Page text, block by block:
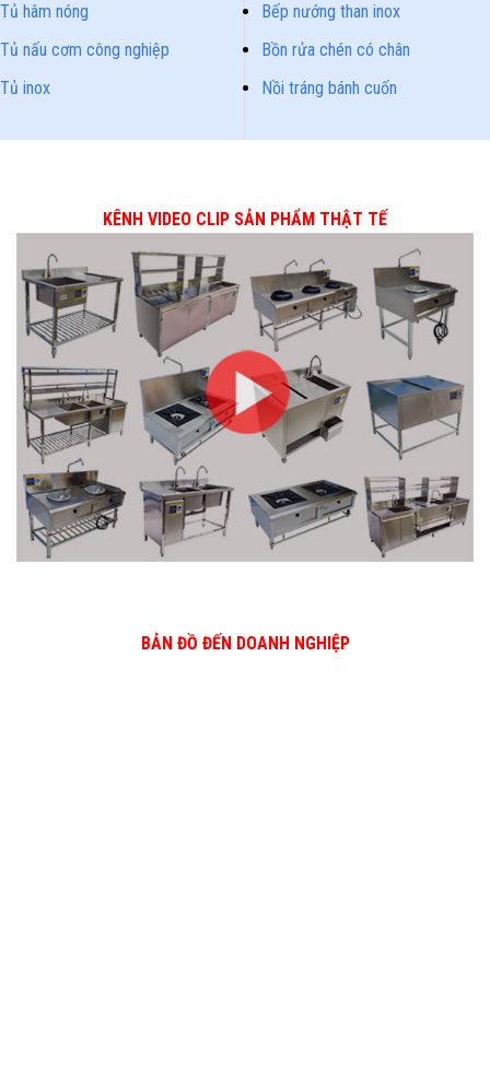
Tủ hâm nóng
Tủ nấu cơm công nghiệp
Tủ inox
Bếp nướng than inox
Bồn rửa chén có chân
Nồi tráng bánh cuốn
KÊNH VIDEO CLIP SẢN PHẨM THẬT TẾ
BẢN ĐỒ ĐẾN DOANH NGHIỆP